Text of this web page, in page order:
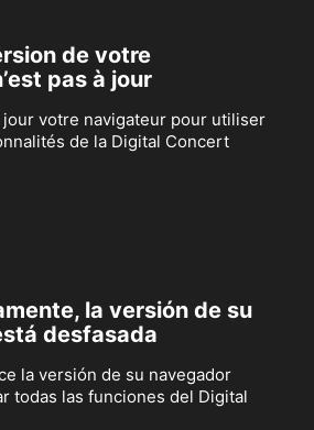
de votre
pas à jour
votre navigateur pour utiliser
de la Digital Concert
la versión de su
desfasada
la versión de su navegador
todas las funciones del Digital